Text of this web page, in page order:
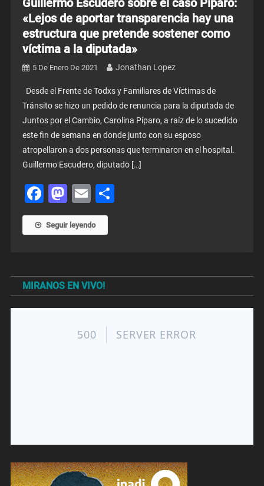
Guillermo Escudero sobre el caso Píparo:
«Lejos de aportar transparencia hay una
estructura que pretende sostener como
víctima a la diputada»
5 De Enero De 2021 Jonathan Lopez
Desde el Frente de Todxs y Familiares de Víctimas de
Tránsito se hizo un pedido de renuncia para la diputada de
Juntos por el Cambio, Carolina Píparo, a raíz de lo sucedido
este fin de semana en donde junto con su esposo
atropellaron a dos personas que terminaron en el hospital.
Guillermo Escudero, diputado […]
Facebook
Mastodon
Email
Seguir leyendo
MIRANOS EN VIVO!